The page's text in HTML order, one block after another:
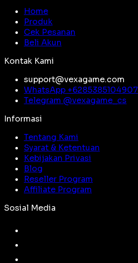
Home
Produk
Cek Pesanan
Beli Akun
Kontak Kami
support@vexagame.com
WhatsApp +6285385104907
Telegram @vexagame_cs
Informasi
Tentang Kami
Syarat & Ketentuan
Kebijakan Privasi
Blog
Reseller Program
Affiliate Program
Sosial Media